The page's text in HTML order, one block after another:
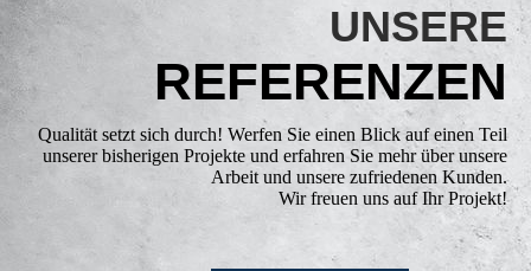
UNSERE
REFERENZEN
Qualität setzt sich durch! Werfen Sie einen Blick auf einen Teil
unserer bisherigen Projekte und erfahren Sie mehr über unsere
Arbeit und unsere zufriedenen Kunden.
Wir freuen uns auf Ihr Projekt!